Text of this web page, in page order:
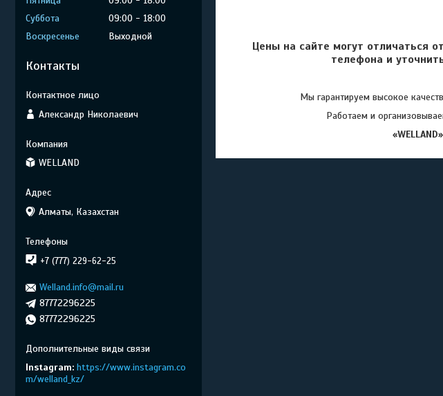
Цены на сайте могут отличаться
телефона и
Мы гарантируем высокое
Работаем и
«WELLAND»
Суббота
09:00
18:00
Воскресенье
Выходной
Контакты
Александр Николаевич
WELLAND
Алматы, Казахстан
+7 (777) 229-62-25
Welland.info@mail.ru
87772296225
87772296225
Instagram https://www.instagram.co
m/welland_kz/